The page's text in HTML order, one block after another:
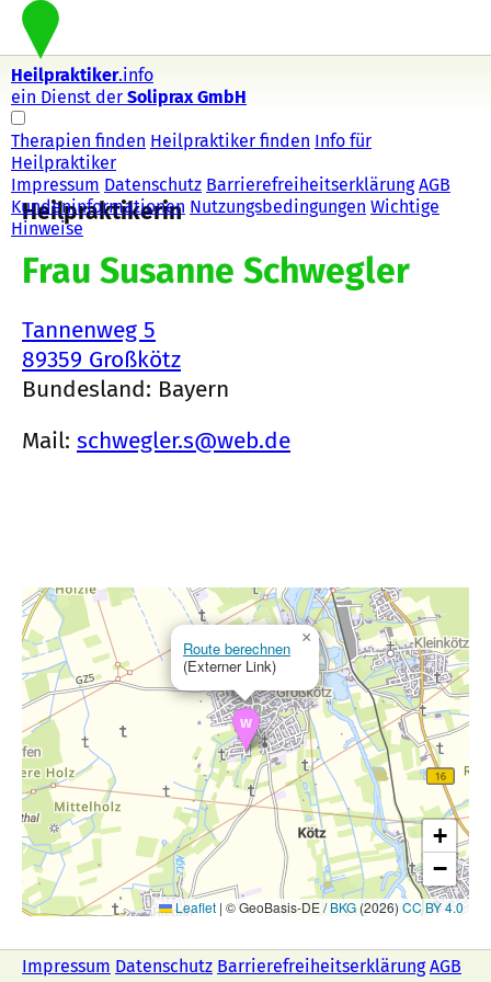
Heilpraktiker.info
ein Dienst der Soliprax GmbH
Therapien finden Heilpraktiker finden Info für
Heilpraktiker
Impressum Datenschutz Barrierefreiheitserklärung AGB
Kundeninformationen Nutzungsbedingungen Wichtige
Hinweise
Heilpraktikerin
Frau Susanne Schwegler
Tannenweg 5
89359 Großkötz
Bundesland: Bayern
Mail: schwegler.s@web.de
Route berechnen
(Externer Link)
×
+
−
Leaflet | © GeoBasis-DE /BKG (2026) CC BY 4.0
Impressum Datenschutz Barrierefreiheitserklärung AGB